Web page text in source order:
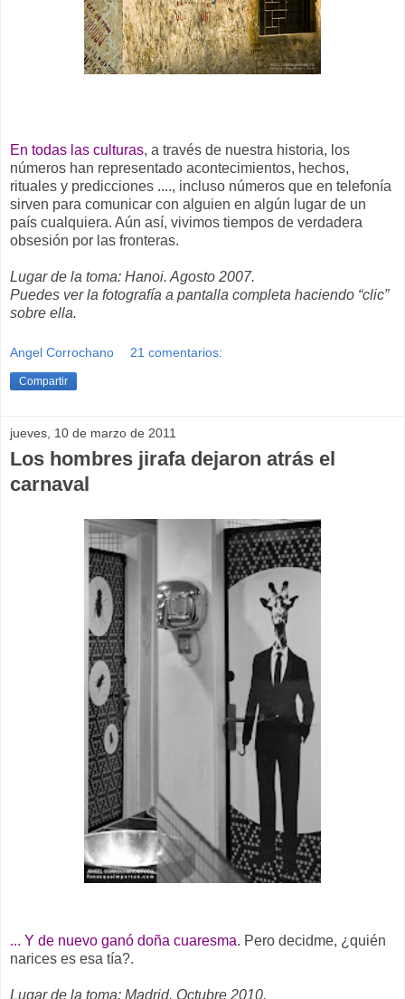
En todas las culturas, a través de nuestra historia, los
números han representado acontecimientos, hechos,
rituales y predicciones ...., incluso números que en telefonía
sirven para comunicar con alguien en algún lugar de un
país cualquiera. Aún así, vivimos tiempos de verdadera
obsesión por las fronteras.
Lugar de la toma: Hanoi. Agosto 2007.
Puedes ver la fotografía a pantalla completa haciendo “clic”
sobre ella.
Angel Corrochano 21 comentarios:
Compartir
jueves, 10 de marzo de 2011
Los hombres jirafa dejaron atrás el
carnaval
... Y de nuevo ganó doña cuaresma. Pero decidme, ¿quién
narices es esa tía?.
Lugar de la toma: Madrid. Octubre 2010.